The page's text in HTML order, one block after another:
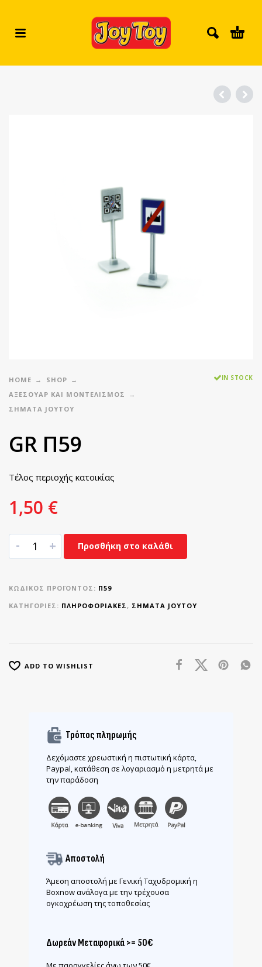
HOME
SHOP
ΑΞΕΣΟΥΑΡ ΚΑΙ ΜΟΝΤΕΛΙΣΜΟΣ
ΣΉΜΑΤΑ JOYTOY
IN STOCK
GR Π59
Τέλος περιοχής κατοικίας
1,50 €
- + Προσθήκη στο καλάθι
ΚΩΔΙΚΌΣ ΠΡΟΪΌΝΤΟΣ: Π59
ΚΑΤΗΓΟΡΊΕΣ: ΠΛΗΡΟΦΟΡΙΑΚΈΣ, ΣΉΜΑΤΑ JOYTOY
ADD TO WISHLIST
Τρόπος πληρωμής
Δεχόμαστε χρεωστική η πιστωτική κάρτα,
Paypal, κατάθεση σε λογαριασμό η μετρητά με
την παράδοση
Αποστολή
Άμεση αποστολή με Γενική Ταχυδρομική η
Boxnow ανάλογα με την τρέχουσα
ογκοχρέωση της τοποθεσίας
Δωρεάν Μεταφορικά >= 50€